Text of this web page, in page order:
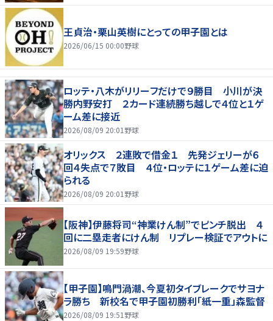
王貞治・栗山英樹にとっての甲子園とは
2026/06/15 00:00野球
ロッテ・八木がリリーフだけで９勝目 小川が決
勝内野安打 ２カード連続勝ち越しで４位と１ゲ
ーム差に接近
2026/08/09 20:01 野球
オリックス ２連敗で借金１ 先発ジェリーが６
回４失点で７敗目 ４位・ロッテに１ゲーム差に迫
られる
2026/08/09 20:01 野球
【阪神】伊藤将司“神業けん制”でピンチ脱出 ４
回に二塁走者にけん制 リプレー検証でアウトに
2026/08/09 19:59野球
【甲子園】鳴門渦潮、今夏初タイブレークでサヨナ
ラ勝ち 新校名で甲子園初勝利「紙一重」森監督
2026/08/09 19:51 野球